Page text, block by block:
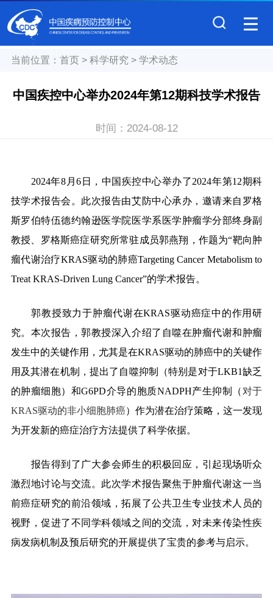
当前位置： 首页> 科学研究 > 学术动态
中国疾控中心举办2024年第12期科技学术报告
时间： 2024-08-12
2024年8月6日，中国疾控中心举办了2024年第12期科
技学术报告会。此次报告由艾防中心承办，邀请来自罗格
斯罗伯特伍德约翰逊医学院医学系医学肿瘤学分部终身副
教授、罗格斯癌症研究所常驻成员郭燕翔，作题为“靶向肿
瘤代谢治疗KRAS驱动的肺癌Targeting Cancer Metabolism to
Treat KRAS-Driven Lung Cancer”的学术报告。
郭教授致力于肿瘤代谢在KRAS驱动癌症中的作用研
究。本次报告，郭教授深入介绍了自噬在肿瘤代谢和肿瘤
发生中的关键作用，尤其是在KRAS驱动的肺癌中的关键作
用及其潜在机制，提出了自噬抑制（特别是对于LKB1缺乏
的肿瘤细胞）和G6PD介导的胞质NADPH产生抑制（ 对于
KRAS驱动的非小细胞肺癌）作为潜在治疗策略，这一发现
为开发新的癌症治疗方法提供了科学依据。
报告得到了广大参会师生的积极回应，引起现场听众
激烈地讨论与交流。此次学术报告聚焦于肿瘤代谢这一当
前癌症研究的前沿领域，拓展了公共卫生专业技术人员的
视野，促进了不同学科领域之间的交流，对未来传染性疾
病发病机制及预后研究的开展提供了宝贵的参考与启示。